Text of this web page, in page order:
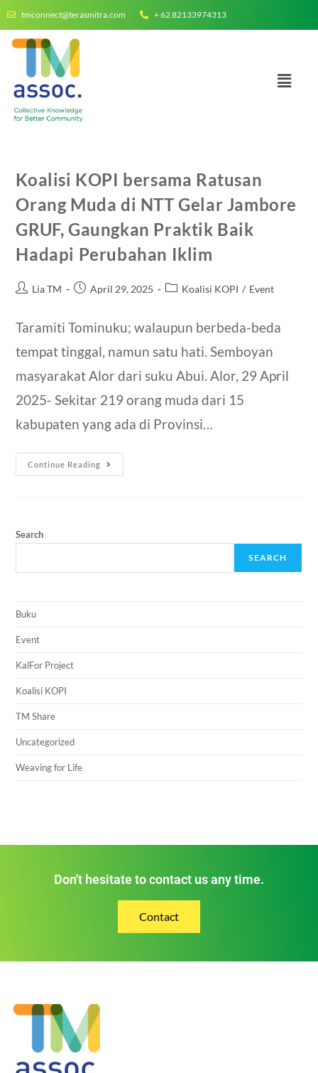
tmconnect@terasmitra.com + 62 82133974313
Koalisi KOPI bersama Ratusan
Orang Muda di NTT Gelar Jambore
GRUF, Gaungkan Praktik Baik
Hadapi Perubahan Iklim
Lia TM April 29, 2025 Koalisi KOPI / Event
Taramiti Tominuku; walaupun berbeda-beda
tempat tinggal, namun satu hati. Semboyan
masyarakat Alor dari suku Abui. Alor, 29 April
2025- Sekitar 219 orang muda dari 15
kabupaten yang ada di Provinsi…
Continue Reading
Search
SEARCH
Buku
Event
KalFor Project
Koalisi KOPI
TM Share
Uncategorized
Weaving for Life
Don't hesitate to contact us any time.
Contact